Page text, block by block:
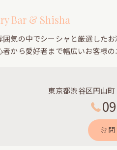
Bar & Shisha
囲気の中でシーシャと厳選した
から愛好者まで幅広いお客様の
東京都渋谷区円山
お